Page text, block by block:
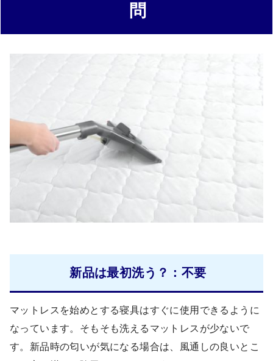
問
新品は最初洗う？：不要
マットレスを始めとする寝具はすぐに使用できるように
なっています。そもそも洗えるマットレスが少ないで
す。新品時の匂いが気になる場合は、風通しの良いとこ